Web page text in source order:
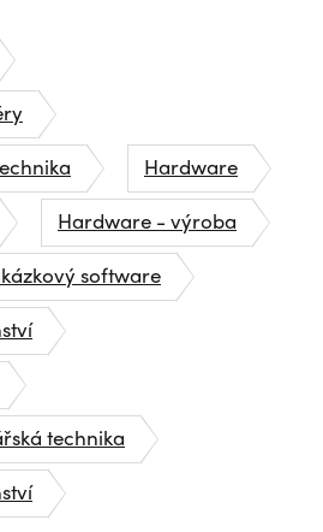
Hardware
Hardware - výroba
software
technika